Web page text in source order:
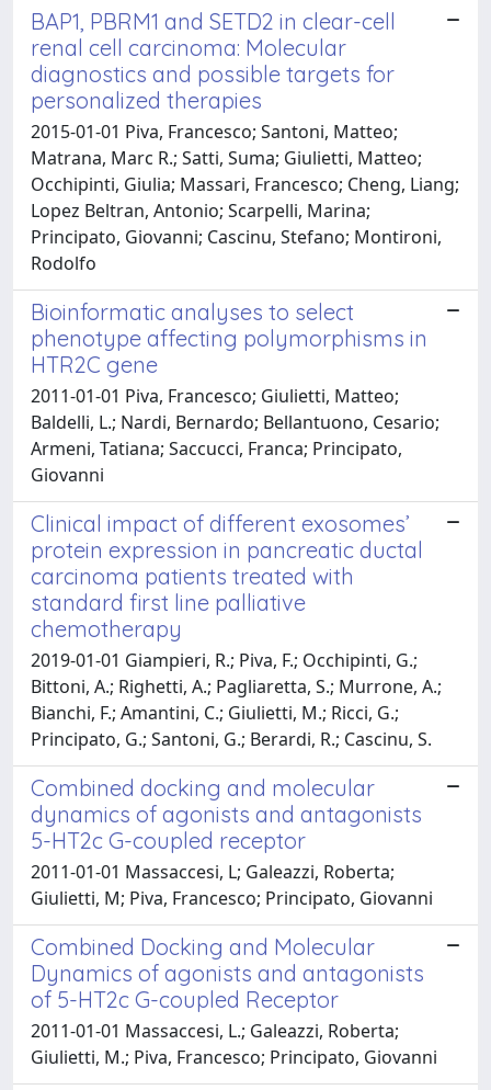
BAP1, PBRM1 and SETD2 in clear-cell
renal cell carcinoma: Molecular
diagnostics and possible targets for
personalized therapies
2015-01-01 Piva, Francesco; Santoni, Matteo;
Matrana, Marc R.; Satti, Suma; Giulietti, Matteo;
Occhipinti, Giulia; Massari, Francesco; Cheng, Liang;
Lopez Beltran, Antonio; Scarpelli, Marina;
Principato, Giovanni; Cascinu, Stefano; Montironi,
Rodolfo
Bioinformatic analyses to select
phenotype affecting polymorphisms in
HTR2C gene
2011-01-01 Piva, Francesco; Giulietti, Matteo;
Baldelli, L.; Nardi, Bernardo; Bellantuono, Cesario;
Armeni, Tatiana; Saccucci, Franca; Principato,
Giovanni
Clinical impact of different exosomes’
protein expression in pancreatic ductal
carcinoma patients treated with
standard first line palliative
chemotherapy
2019-01-01 Giampieri, R.; Piva, F.; Occhipinti, G.;
Bittoni, A.; Righetti, A.; Pagliaretta, S.; Murrone, A.;
Bianchi, F.; Amantini, C.; Giulietti, M.; Ricci, G.;
Principato, G.; Santoni, G.; Berardi, R.; Cascinu, S.
Combined docking and molecular
dynamics of agonists and antagonists
5-HT2c G-coupled receptor
2011-01-01 Massaccesi, L; Galeazzi, Roberta;
Giulietti, M; Piva, Francesco; Principato, Giovanni
Combined Docking and Molecular
Dynamics of agonists and antagonists
of 5-HT2c G-coupled Receptor
2011-01-01 Massaccesi, L.; Galeazzi, Roberta;
Giulietti, M.; Piva, Francesco; Principato, Giovanni